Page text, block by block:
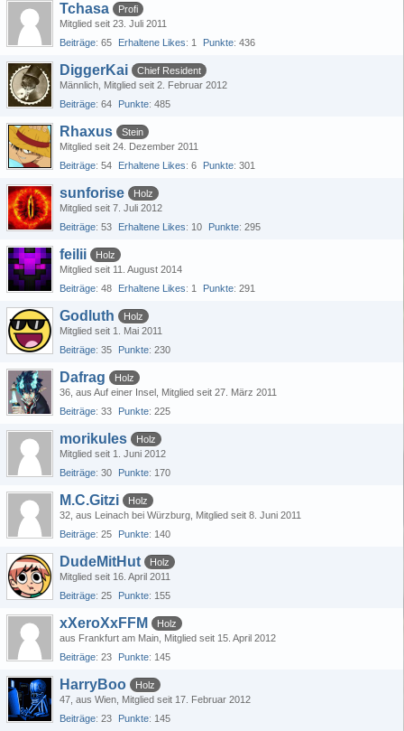
Tchasa
Profi
Mitglied seit 23. Juli 2011
Beiträge 65 Erhaltene Likes 1 Punkte 436
DiggerKai
Chief Resident
Männlich Mitglied seit 2. Februar 2012
Beiträge 64 Punkte 485
Rhaxus
Stein
Mitglied seit 24. Dezember 2011
Beiträge 54 Erhaltene Likes 6 Punkte 301
sunforise
Holz
Mitglied seit 7. Juli 2012
Beiträge 53 Erhaltene Likes 10 Punkte 295
feilii
Holz
Mitglied seit 11. August 2014
Beiträge 48 Erhaltene Likes 1 Punkte 291
Godluth
Holz
Mitglied seit 1. Mai 2011
Beiträge 35 Punkte 230
Dafrag
Holz
36 aus Auf einer Insel Mitglied seit 27. März 2011
Beiträge 33 Punkte 225
morikules
Holz
Mitglied seit 1. Juni 2012
Beiträge 30 Punkte 170
M.C.Gitzi
Holz
32 aus Leinach bei Würzburg Mitglied seit 8. Juni 2011
Beiträge 25 Punkte 140
DudeMitHut
Holz
Mitglied seit 16. April 2011
Beiträge 25 Punkte 155
xXeroXxFFM
Holz
aus Frankfurt am Main Mitglied seit 15. April 2012
Beiträge 23 Punkte 145
HarryBoo
Holz
47 aus Wien Mitglied seit 17. Februar 2012
Beiträge 23 Punkte 145